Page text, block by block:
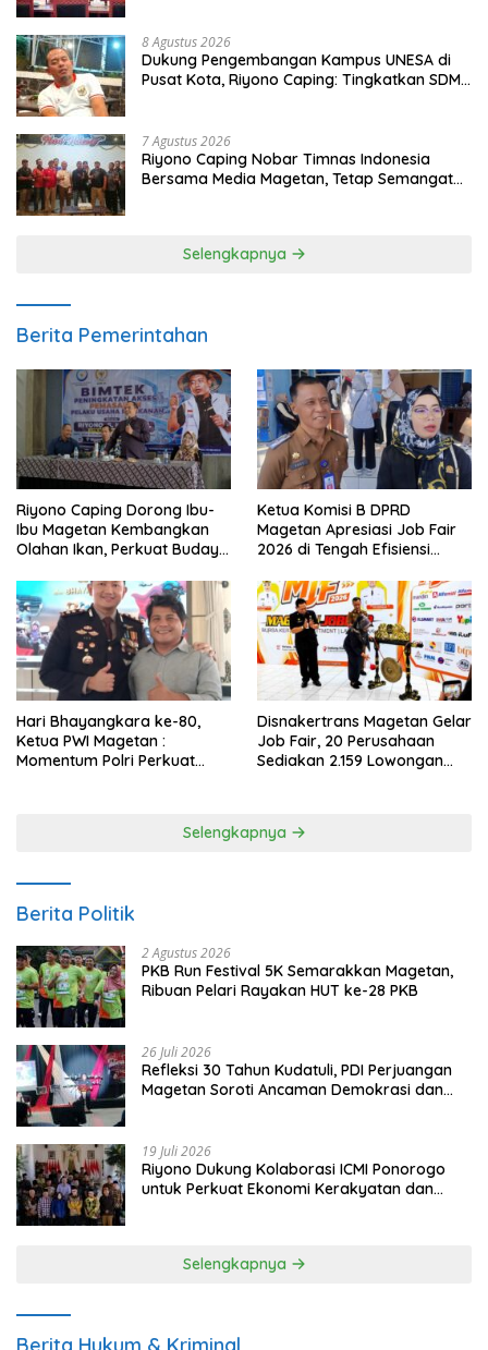
8 Agustus 2026
Dukung Pengembangan Kampus UNESA di
Pusat Kota, Riyono Caping: Tingkatkan SDM
7 Agustus 2026
Riyono Caping Nobar Timnas Indonesia
Bersama Media Magetan, Tetap Semangat
Selengkapnya
Berita Pemerintahan
Riyono Caping Dorong Ibu-
Ibu Magetan Kembangkan
Olahan Ikan, Perkuat Budaya
Ketua Komisi B DPRD
Magetan Apresiasi Job Fair
2026 di Tengah Efisiensi
Hari Bhayangkara ke-80,
Ketua PWI Magetan :
Momentum Polri Perkuat
Disnakertrans Magetan Gelar
Job Fair, 20 Perusahaan
Sediakan 2.159 Lowongan
Selengkapnya
Berita Politik
2 Agustus 2026
PKB Run Festival 5K Semarakkan Magetan,
Ribuan Pelari Rayakan HUT ke-28 PKB
26 Juli 2026
Refleksi 30 Tahun Kudatuli, PDI Perjuangan
Magetan Soroti Ancaman Demokrasi dan
19 Juli 2026
Riyono Dukung Kolaborasi ICMI Ponorogo
untuk Perkuat Ekonomi Kerakyatan dan
Selengkapnya